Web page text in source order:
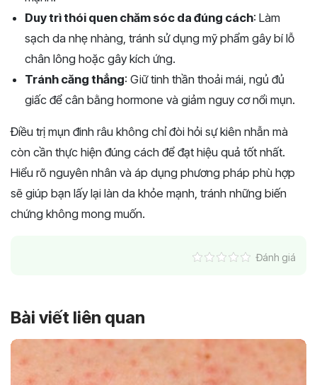
Duy trì thói quen chăm sóc da đúng cách: Làm
sạch da nhẹ nhàng, tránh sử dụng mỹ phẩm gây bí lỗ
chân lông hoặc gây kích ứng.
Tránh căng thẳng: Giữ tinh thần thoải mái, ngủ đủ
giấc để cân bằng hormone và giảm nguy cơ nổi mụn.
Điều trị mụn đinh râu không chỉ đòi hỏi sự kiên nhẫn mà
còn cần thực hiện đúng cách để đạt hiệu quả tốt nhất.
Hiểu rõ nguyên nhân và áp dụng phương pháp phù hợp
sẽ giúp bạn lấy lại làn da khỏe mạnh, tránh những biến
chứng không mong muốn.
Đánh giá
Bài viết liên quan